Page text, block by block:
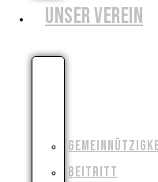
UNSER VEREIN
BEITRITT